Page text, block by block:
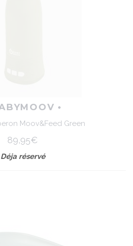
•
Moov&Feed Green
89,95€
Déja réservé